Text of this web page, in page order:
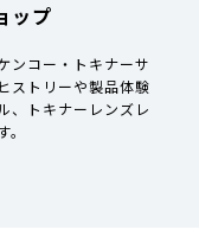
ップ
ンコー・トキナーサ
ストリーや製品体験
、トキナーレンズレ